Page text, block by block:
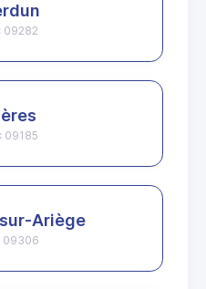
09282
09185
Ariège
09306